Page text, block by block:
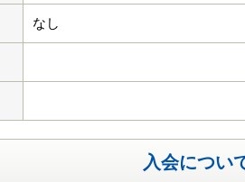
なし
入会につい